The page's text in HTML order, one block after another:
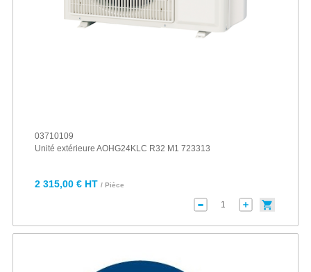
03710109
Unité extérieure AOHG24KLC R32 M1 723313
2 315,00 € HT / Pièce